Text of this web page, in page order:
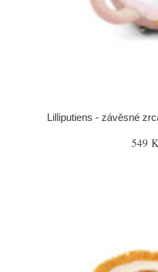
Lilliputiens - závěsné
549